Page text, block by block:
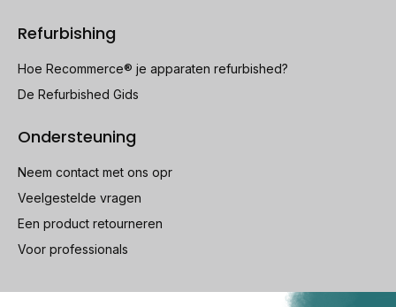
Refurbishing
Hoe Recommerce® je apparaten refurbished?
De Refurbished Gids
Ondersteuning
Neem contact met ons opr
Veelgestelde vragen
Een product retourneren
Voor professionals